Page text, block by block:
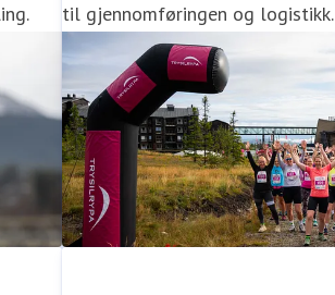
til gjennomføringen og logistikk.